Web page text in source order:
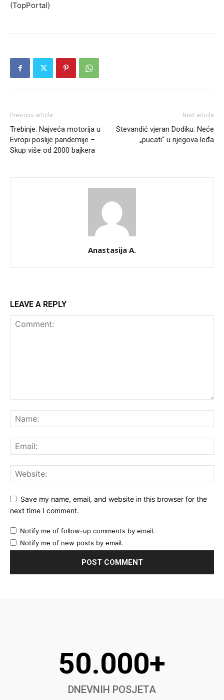
(TopPortal)
Previous article
Trebinje: Najveća motorija u
Evropi poslije pandemije –
Skup više od 2000 bajkera
Next article
Stevandić vjeran Dodiku: Neće
„pucati“ u njegova leđa
Anastasija A.
LEAVE A REPLY
Save my name, email, and website in this browser for the
next time I comment.
Notify me of follow-up comments by email.
Notify me of new posts by email.
50.000+
DNEVNIH POSJETA